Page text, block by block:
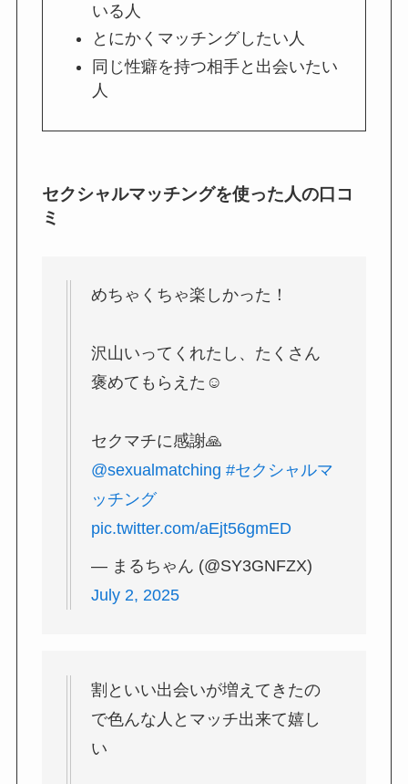
いる人
とにかくマッチングしたい人
同じ性癖を持つ相手と出会いたい
人
セクシャルマッチングを使った人の口コ
ミ
めちゃくちゃ楽しかった！
沢山いってくれたし、たくさん
褒めてもらえた☺️
セクマチに感謝🙏
@sexualmatching #セクシャルマ
ッチング
pic.twitter.com/aEjt56gmED
— まるちゃん (@SY3GNFZX)
July 2, 2025
割といい出会いが増えてきたの
で色んな人とマッチ出来て嬉し
い